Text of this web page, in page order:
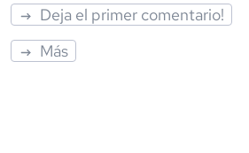
Deja el primer comentario!
Más